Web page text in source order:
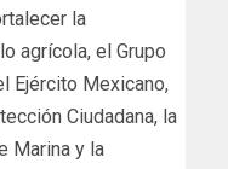
la
agrícola, el Grupo
Ejército Mexicano,
Ciudadana, la
Marina y la